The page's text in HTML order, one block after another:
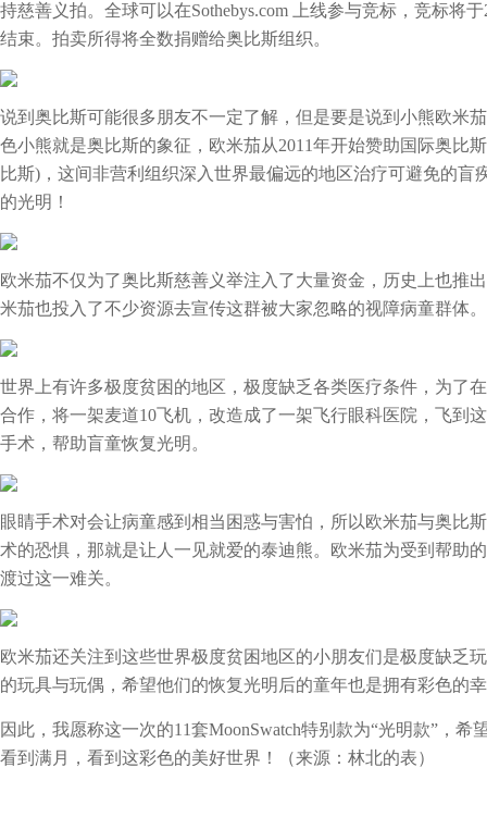
持‬慈善‬义拍‬。全球可以在Sothebys.com 上线参与竞标，竞标将
结束。拍卖所得‬将全数‬捐赠‬给‬奥比斯‬组织‬。
说到‬奥比斯‬可能‬很多朋友‬不一定了解‬，但是要是说到‬小熊欧米
色小熊就是奥比斯的象征，欧米茄从2011年开始赞助国际奥比
比斯)，这间非营利组织深入世界最偏远的地区治疗可避免的
的光明！
欧米茄不仅为了奥比斯慈善义举注入了大量资金，历史上也推
米茄也投入了不少资源去宣传这群被大家忽略的视障病童群体。
世界上有许多极度贫困的地区，极度缺乏各类医疗条件，为了
合作，将一架麦道10飞机，改造成了一架飞行眼科医院，飞到
手术，帮助盲童恢复光明。
眼睛手术对会让病童感到相当困惑与害怕，所以欧米茄与奥比
术的恐惧，那就是让人一见就爱的泰迪熊。欧米茄为受到帮助
渡过这一难关。
欧米茄还关注到这些世界极度贫困地区的小朋友们是极度缺乏
的玩具与玩偶，希望他们的恢复光明后的童年也是拥有彩色的
因此，我愿称这一次的11套MoonSwatch特别款‬为‬“光明‬款‬”，
看到‬满月‬，看到这‬彩色‬的‬美好世界‬！（来源：林北的表）